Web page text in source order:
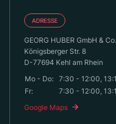
ADRESSE
GEORG HUBER GmbH &
Königsberger Str. 8
D-77694 Kehl am Rhein
Mo - Do: 7:30 - 12:00,
Fr:
7:30 - 12:00,
Google Maps